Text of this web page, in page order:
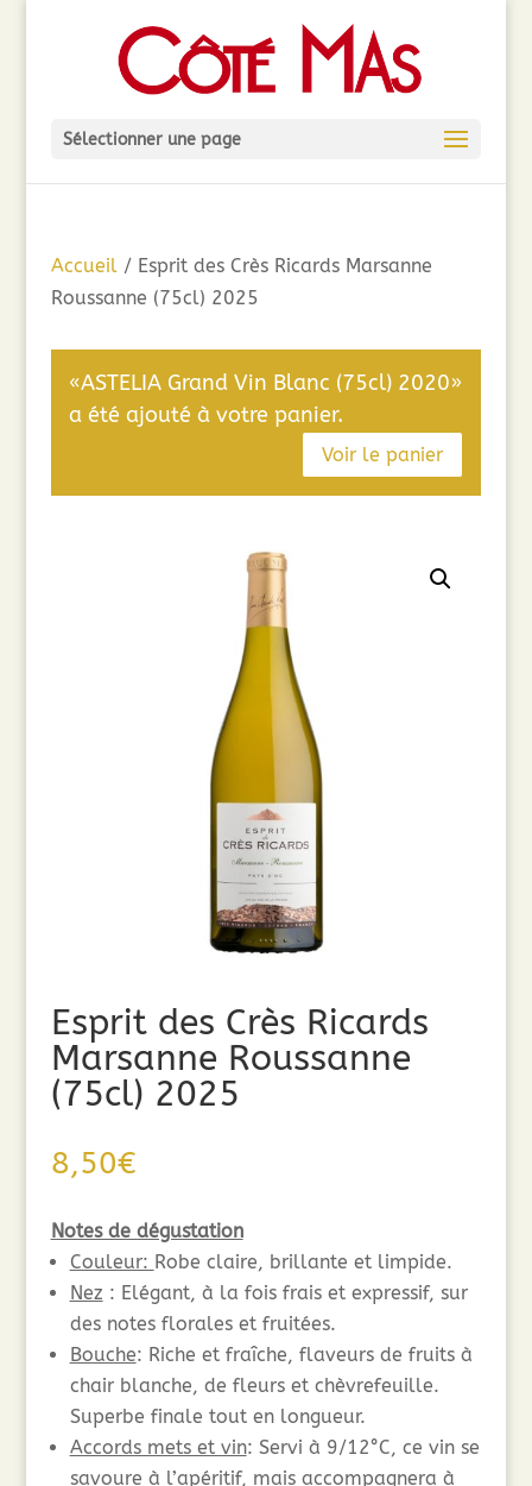
Sélectionner une page
Accueil/ Esprit des Crès Ricards Marsanne
Roussanne (75cl) 2025
«ASTELIA Grand Vin Blanc (75cl) 2020»
a été ajouté à votre panier.
Voir le panier
Esprit des Crès Ricards
Marsanne Roussanne
(75cl) 2025
8,50€
Notes de dégustation
Couleur: Robe claire, brillante et limpide.
Nez : Elégant, à la fois frais et expressif, sur
des notes florales et fruitées.
Bouche: Riche et fraîche, flaveurs de fruits à
chair blanche, de fleurs et chèvrefeuille.
Superbe finale tout en longueur.
Accords mets et vin: Servi à 9/12°C, ce vin se
savoure à l’apéritif, mais accompagnera à